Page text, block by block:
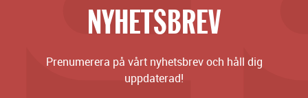
NYHETSBREV
Prenumerera på vårt nyhetsbrev och håll dig
uppdaterad!